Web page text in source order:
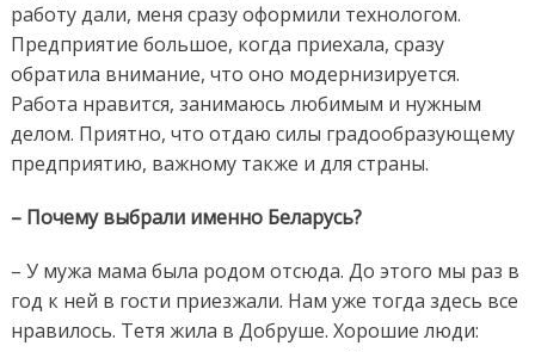
работу дали, меня сразу оформили технологом.
Предприятие большое, когда приехала, сразу
обратила внимание, что оно модернизируется.
Работа нравится, занимаюсь любимым и нужным
делом. Приятно, что отдаю силы градообразующему
предприятию, важному также и для страны.
– Почему выбрали именно Беларусь?
– У мужа мама была родом отсюда. До этого мы раз в
год к ней в гости приезжали. Нам уже тогда здесь все
нравилось. Тетя жила в Добруше. Хорошие люди: